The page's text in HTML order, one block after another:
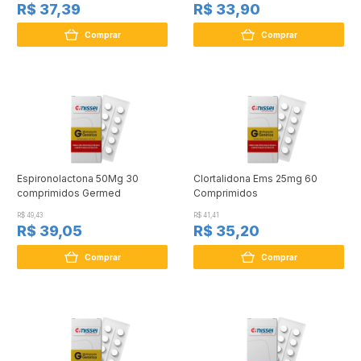
R$ 37,39
Comprar
R$ 33,90
Comprar
Espironolactona 50Mg 30
comprimidos Germed
R$ 49,43
R$ 39,05
Comprar
Clortalidona Ems 25mg 60
Comprimidos
R$ 41,41
R$ 35,20
Comprar